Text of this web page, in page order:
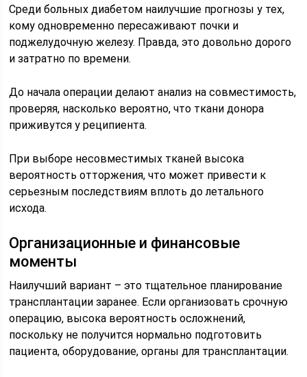
Среди больных диабетом наилучшие прогнозы у тех,
кому одновременно пересаживают почки и
поджелудочную железу. Правда, это довольно дорого
и затратно по времени.
До начала операции делают анализ на совместимость,
проверяя, насколько вероятно, что ткани донора
приживутся у реципиента.
При выборе несовместимых тканей высока
вероятность отторжения, что может привести к
серьезным последствиям вплоть до летального
исхода.
Организационные и финансовые
моменты
Наилучший вариант – это тщательное планирование
трансплантации заранее. Если организовать срочную
операцию, высока вероятность осложнений,
поскольку не получится нормально подготовить
пациента, оборудование, органы для трансплантации.